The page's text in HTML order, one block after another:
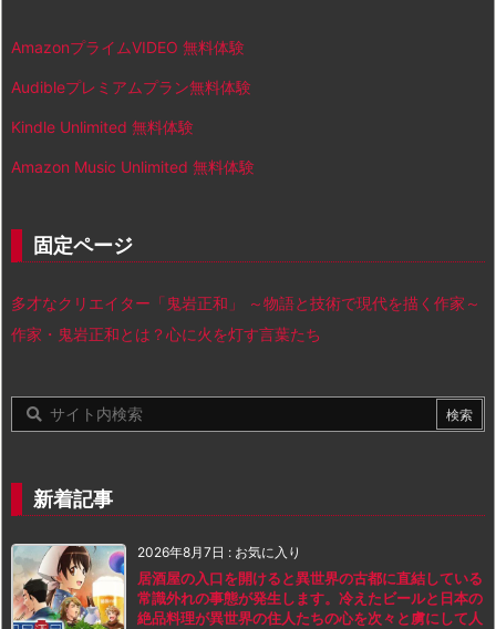
AmazonプライムVIDEO 無料体験
Audibleプレミアムプラン無料体験
Kindle Unlimited 無料体験
Amazon Music Unlimited 無料体験
固定ページ
多才なクリエイター「鬼岩正和」 ～物語と技術で現代を描く作家～
作家・鬼岩正和とは？心に火を灯す言葉たち
新着記事
2026年8月7日 : お気に入り
居酒屋の入口を開けると異世界の古都に直結している
常識外れの事態が発生します。冷えたビールと日本の
絶品料理が異世界の住人たちの心を次々と虜にして人